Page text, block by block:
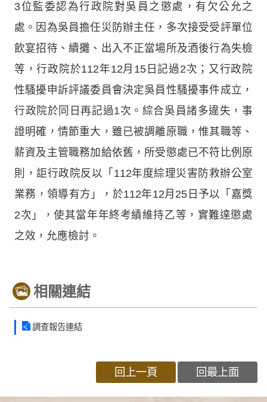
3位監委認為行政院對吳員之懲處，有欠公允之
處。因為吳員擔任災防辦主任，多次接受受評單位
飲宴招待、續攤、出入不正當場所及酒後行為失檢
等，行政院於112年12月15日記過2次；又行政院
性騷擾申訴評議委員會決定吳員性騷擾事件成立，
行政院於同日再記過1次。綜合吳員諸多違失，事
證明確，情節重大，雖已被調離原職，惟其職等、
薪資及主管職務加給依舊，所受懲處已不符比例原
則，詎行政院反以「112年度綜理災害防救辦公室
業務，領導有方」，於112年12月25日予以「嘉獎
2次」，使其當年年終考績維持乙等，實難達懲處
之效，允應檢討。
相關連結
調查報告連結
回上一頁 回最上面